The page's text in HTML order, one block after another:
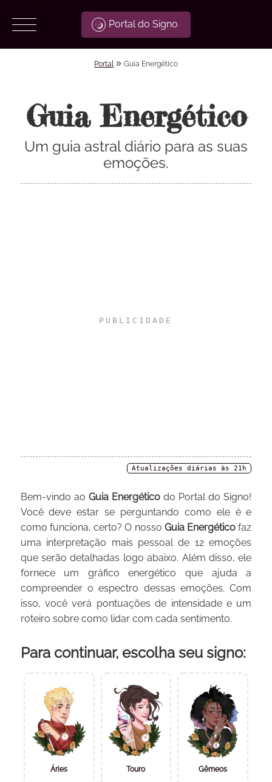
Portal do Signo
Portal » Guia Energético
Guia Energético
Um guia astral diário para as suas
emoções.
Atualizações diárias às 21h
Bem-vindo ao Guia Energéticodo Portal do Signo!
Você deve estar se perguntando como ele é e
como funciona, certo? O nosso Guia Energético faz
uma interpretação mais pessoal de 12 emoções
que serão detalhadas logo abaixo. Além disso, ele
fornece um gráfico energético que ajuda a
compreender o espectro dessas emoções. Com
isso, você verá pontuações de intensidade e um
roteiro sobre como lidar com cada sentimento.
Para continuar, escolha seu signo:
Áries Touro Gêmeos